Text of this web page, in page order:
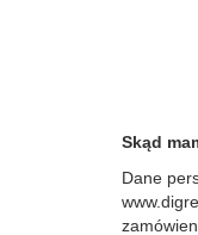
Skąd
Dane